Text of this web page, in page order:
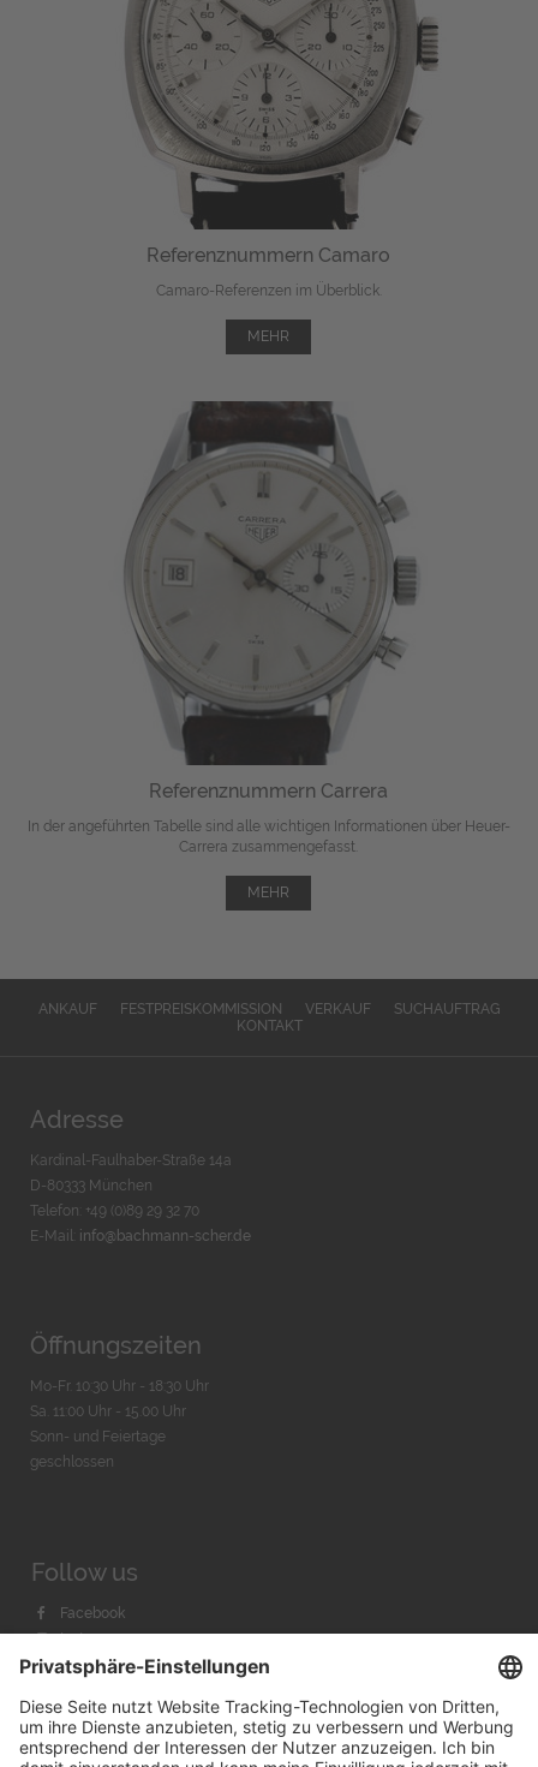
Referenznummern Camaro
Camaro-Referenzen im Überblick.
MEHR
Referenznummern Carrera
In der angeführten Tabelle sind alle wichtigen Informationen über Heuer-
Carrera zusammengefasst.
MEHR
ANKAUF FESTPREISKOMMISSION VERKAUF
SUCHAUFTRAG
KONTAKT
Adresse
Kardinal-Faulhaber-Straße 14a
D-80333 München
Telefon: +49 (0)89 29 32 70
E-Mail: info@bachmann-scher.de
Öffnungszeiten
Mo-Fr. 10:30 Uhr - 18:30 Uhr
Sa. 11:00 Uhr - 15.00 Uhr
Sonn- und Feiertage
geschlossen
Follow us
Facebook
Instagram
Youtube